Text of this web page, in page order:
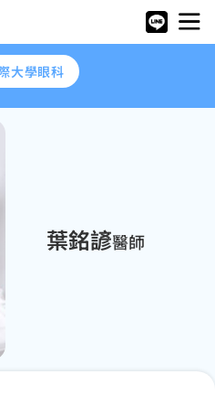
葉銘諺醫師
大學眼科